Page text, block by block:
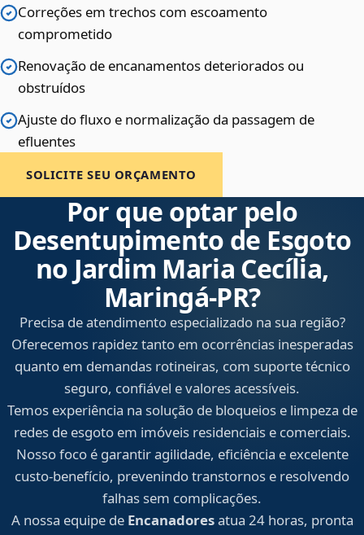
Correções em trechos com escoamento
comprometido
Renovação de encanamentos deteriorados ou
obstruídos
Ajuste do fluxo e normalização da passagem de
efluentes
SOLICITE SEU ORÇAMENTO
Por que optar pelo
Desentupimento de Esgoto
no Jardim Maria Cecília,
Maringá‑PR?
Precisa de atendimento especializado na sua região?
Oferecemos rapidez tanto em ocorrências inesperadas
quanto em demandas rotineiras, com suporte técnico
seguro, confiável e valores acessíveis.
Temos experiência na solução de bloqueios e limpeza de
redes de esgoto em imóveis residenciais e comerciais.
Nosso foco é garantir agilidade, eficiência e excelente
custo-benefício, prevenindo transtornos e resolvendo
falhas sem complicações.
A nossa equipe de Encanadoresatua 24 horas, pronta